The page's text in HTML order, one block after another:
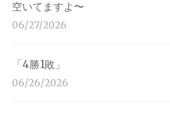
空いてますよ〜
06/27/2026
「4勝1敗」
06/26/2026